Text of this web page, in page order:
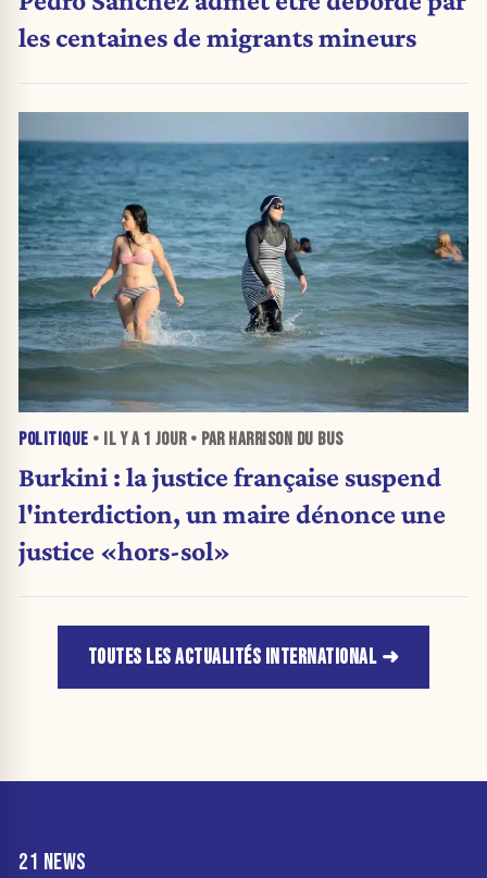
les centaines de migrants mineurs
POLITIQUE • IL Y A 1 JOUR• PAR HARRISON DU BUS
Burkini : la justice française suspend
l'interdiction, un maire dénonce une
justice «hors-sol»
TOUTES LES ACTUALITÉS INTERNATIONAL
21 NEWS